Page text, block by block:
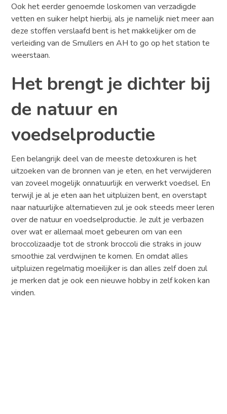
Ook het eerder genoemde loskomen van verzadigde
vetten en suiker helpt hierbij, als je namelijk niet meer aan
deze stoffen verslaafd bent is het makkelijker om de
verleiding van de Smullers en AH to go op het station te
weerstaan.
Het brengt je dichter bij
de natuur en
voedselproductie
Een belangrijk deel van de meeste detoxkuren is het
uitzoeken van de bronnen van je eten, en het verwijderen
van zoveel mogelijk onnatuurlijk en verwerkt voedsel. En
terwijl je al je eten aan het uitpluizen bent, en overstapt
naar natuurlijke alternatieven zul je ook steeds meer leren
over de natuur en voedselproductie. Je zult je verbazen
over wat er allemaal moet gebeuren om van een
broccolizaadje tot de stronk broccoli die straks in jouw
smoothie zal verdwijnen te komen. En omdat alles
uitpluizen regelmatig moeilijker is dan alles zelf doen zul
je merken dat je ook een nieuwe hobby in zelf koken kan
vinden.